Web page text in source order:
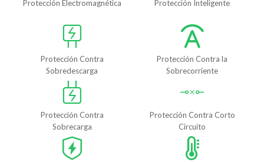
Protección Electromagnética Protección Inteligente
Protección Contra
Sobredescarga
Protección Contra la
Sobrecorriente
Protección Contra
Sobrecarga
Protección Contra Corto
Circuito